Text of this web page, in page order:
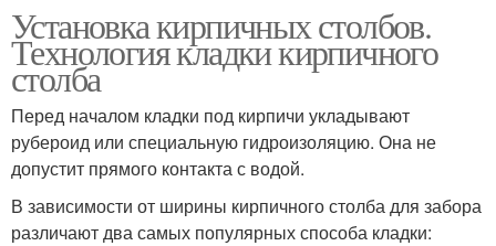
Установка кирпичных столбов.
Технология кладки кирпичного
столба
Перед началом кладки под кирпичи укладывают
рубероид или специальную гидроизоляцию. Она не
допустит прямого контакта с водой.
В зависимости от ширины кирпичного столба для забора
различают два самых популярных способа кладки: